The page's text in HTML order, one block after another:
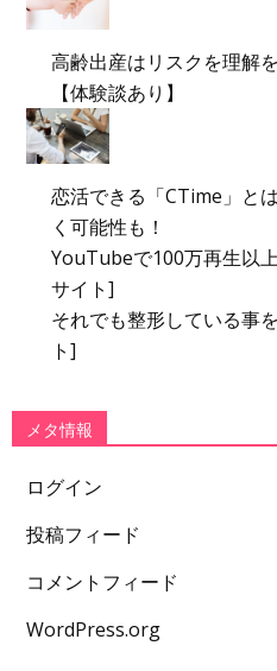
高齢出産はリスクを理解
【体験談あり】
恋活できる「CTime」と
く可能性も！
YouTubeで100万再生以
サイト]
それでも整形している事
ト]
メタ情報
ログイン
投稿フィード
コメントフィード
WordPress.org